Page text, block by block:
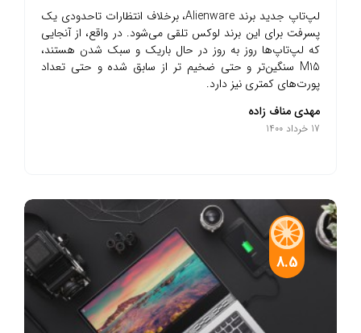
لپ‌تاپ جدید برند Alienware، برخلاف انتظارات تاحدودی یک
پسرفت برای این برند لوکس تلقی می‌شود. در واقع، از آنجایی
که لپ‌تاپ‌ها روز به روز در حال باریک و سبک شدن هستند،
M15 سنگین‌تر و حتی ضخیم تر از سابق شده و حتی تعداد
پورت‌های کمتری نیز دارد.
مهدی مناف زاده
17 خرداد 1400
8.5